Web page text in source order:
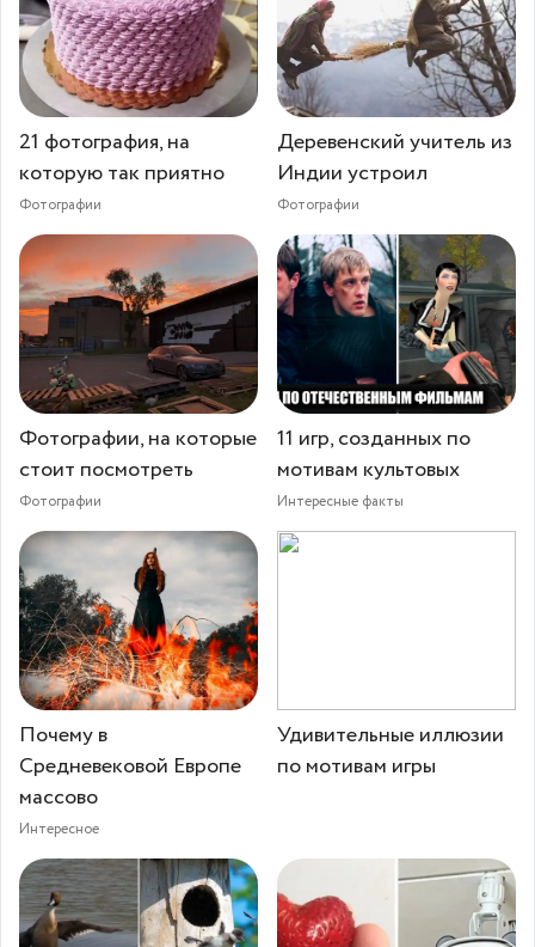
21 фотография, на
которую так приятно
Фотографии
Деревенский учитель из
Индии устроил
Фотографии
Фотографии, на которые
стоит посмотреть
Фотографии
11 игр, созданных по
мотивам культовых
Интересные факты
Почему в
Средневековой Европе
массово
Интересное
Удивительные иллюзии
по мотивам игры